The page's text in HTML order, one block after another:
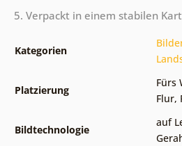
5. Verpackt in einem stabilen
Kategorien
Platzierung
Fürs
Flur,
Bildtechnologie
auf